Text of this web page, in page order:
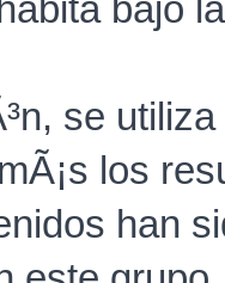
se
los
han